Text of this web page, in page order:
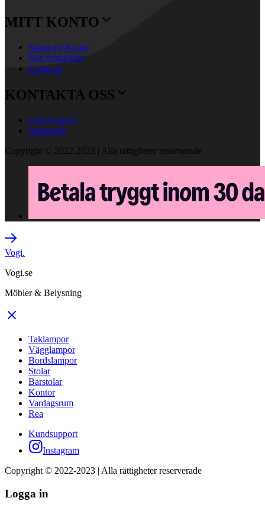
MITT KONTO
Skapa ett Konto
Min önskelista
Logga in
KONTAKTA OSS
Kundsupport
Instagram
Copyright © 2022-2023 | Alla rättigheter reserverade
Vogi.
Vogi.se
Möbler & Belysning
Taklampor
Vägglampor
Bordslampor
Stolar
Barstolar
Kontor
Vardagsrum
Rea
Kundsupport
Instagram
Copyright © 2022-2023 | Alla rättigheter reserverade
Logga in